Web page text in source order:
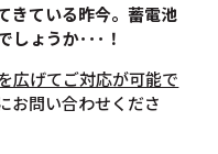
きている昨今。蓄電池
しょうか･･･！
広げてご対応が可能で
お問い合わせくださ